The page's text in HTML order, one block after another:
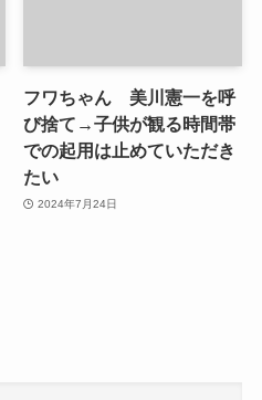
フワちゃん 美川憲一を呼
び捨て→子供が観る時間帯
での起用は止めていただき
たい
2024年7月24日